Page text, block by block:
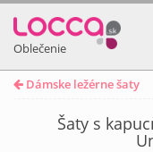
Oblečenie
Dámske ležérne šaty
Šaty s